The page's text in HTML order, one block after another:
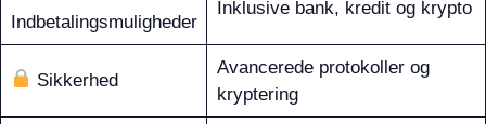
Indbetalingsmuligheder
Inklusive bank, kredit og krypto
Sikkerhed
Avancerede protokoller og
kryptering